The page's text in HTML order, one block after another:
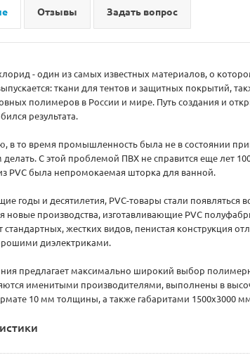
Отзывы Задать вопрос
- один из самых известных материалов, о
ткани для тентов и защитных покрытий,
полимеров в России и мире. Путь создания и
результата.
в то время промышленность была не в состоянии
С этой проблемой ПВХ не справится еще лет
PVC была непромокаемая шторка для ванной.
годы и десятилетия, PVC-товары стали
новые производства, изготавливающие PVC
стандартных, жестких видов, пенистая конструкция
диэлектриками.
предлагает максимально широкий выбор
именитыми производителями, выполнены в
10 мм толщины, а также габаритами 1500х3000